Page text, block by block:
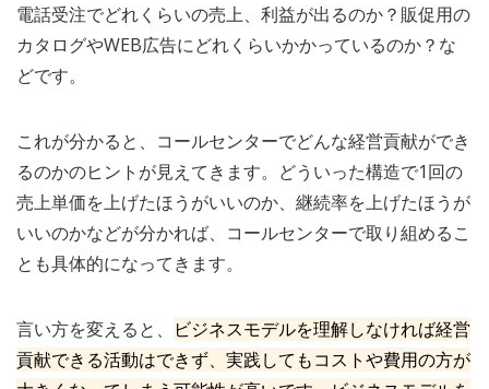
電話受注でどれくらいの売上、利益が出るのか？販促用の
カタログやWEB広告にどれくらいかかっているのか？な
どです。
これが分かると、コールセンターでどんな経営貢献ができ
るのかのヒントが見えてきます。どういった構造で1回の
売上単価を上げたほうがいいのか、継続率を上げたほうが
いいのかなどが分かれば、コールセンターで取り組めるこ
とも具体的になってきます。
言い方を変えると、
ビジネスモデルを理解しなければ経営
貢献できる活動はできず、実践してもコストや費用の方が